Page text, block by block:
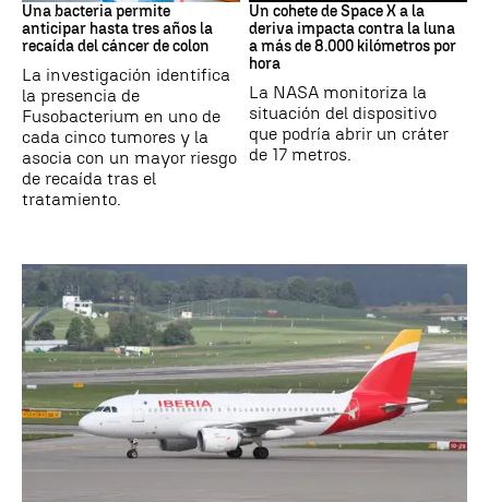
Una bacteria permite
anticipar hasta tres años la
recaída del cáncer de colon
La investigación identifica
la presencia de
Fusobacterium en uno de
cada cinco tumores y la
asocia con un mayor riesgo
de recaída tras el
tratamiento.
Un cohete de Space X a la
deriva impacta contra la luna
a más de 8.000 kilómetros por
hora
La NASA monitoriza la
situación del dispositivo
que podría abrir un cráter
de 17 metros.